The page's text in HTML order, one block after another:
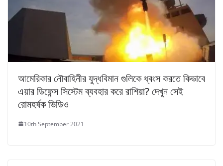
আমেরিকার নৌবাহিনীর যুদ্ধবিমান গুলিকে ধ্বংস করতে কিভাবে
এয়ার ডিফেন্স সিস্টেম ব্যবহার করে রাশিয়া? দেখুন সেই
রোমহর্ষক ভিডিও
10th September 2021